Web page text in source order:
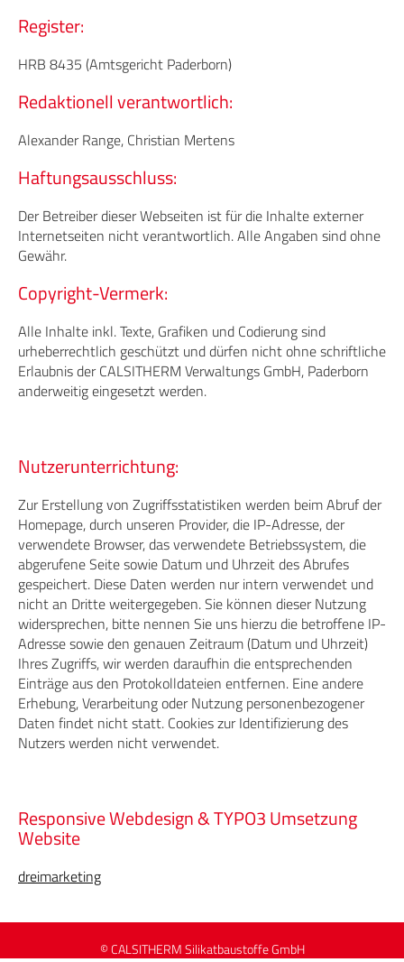
Register:
HRB 8435 (Amtsgericht Paderborn)
Redaktionell verantwortlich:
Alexander Range, Christian Mertens
Haftungsausschluss:
Der Betreiber dieser Webseiten ist für die Inhalte externer
Internetseiten nicht verantwortlich. Alle Angaben sind ohne
Gewähr.
Copyright-Vermerk:
Alle Inhalte inkl. Texte, Grafiken und Codierung sind
urheberrechtlich geschützt und dürfen nicht ohne schriftliche
Erlaubnis der CALSITHERM Verwaltungs GmbH, Paderborn
anderweitig eingesetzt werden.
Nutzerunterrichtung:
Zur Erstellung von Zugriffsstatistiken werden beim Abruf der
Homepage, durch unseren Provider, die IP-Adresse, der
verwendete Browser, das verwendete Betriebssystem, die
abgerufene Seite sowie Datum und Uhrzeit des Abrufes
gespeichert. Diese Daten werden nur intern verwendet und
nicht an Dritte weitergegeben. Sie können dieser Nutzung
widersprechen, bitte nennen Sie uns hierzu die betroffene IP-
Adresse sowie den genauen Zeitraum (Datum und Uhrzeit)
Ihres Zugriffs, wir werden daraufhin die entsprechenden
Einträge aus den Protokolldateien entfernen. Eine andere
Erhebung, Verarbeitung oder Nutzung personenbezogener
Daten findet nicht statt. Cookies zur Identifizierung des
Nutzers werden nicht verwendet.
Responsive Webdesign & TYPO3 Umsetzung
Website
dreimarketing
© CALSITHERM Silikatbaustoffe GmbH